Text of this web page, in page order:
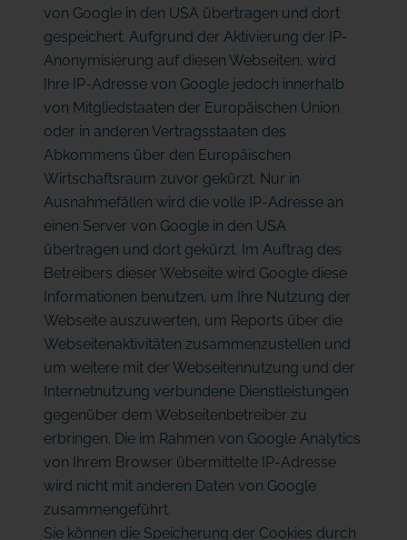
von Google in den USA übertragen und dort
gespeichert. Aufgrund der Aktivierung der IP-
Anonymisierung auf diesen Webseiten, wird
Ihre IP-Adresse von Google jedoch innerhalb
von Mitgliedstaaten der Europäischen Union
oder in anderen Vertragsstaaten des
Abkommens über den Europäischen
Wirtschaftsraum zuvor gekürzt. Nur in
Ausnahmefällen wird die volle IP-Adresse an
einen Server von Google in den USA
übertragen und dort gekürzt. Im Auftrag des
Betreibers dieser Webseite wird Google diese
Informationen benutzen, um Ihre Nutzung der
Webseite auszuwerten, um Reports über die
Webseitenaktivitäten zusammenzustellen und
um weitere mit der Webseitennutzung und der
Internetnutzung verbundene Dienstleistungen
gegenüber dem Webseitenbetreiber zu
erbringen. Die im Rahmen von Google Analytics
von Ihrem Browser übermittelte IP-Adresse
wird nicht mit anderen Daten von Google
zusammengeführt.
Sie können die Speicherung der Cookies durch